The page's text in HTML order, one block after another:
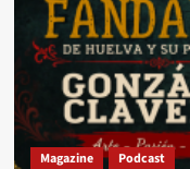
Magazine Podcast